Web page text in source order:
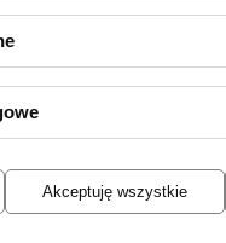
Akceptuję wszystkie